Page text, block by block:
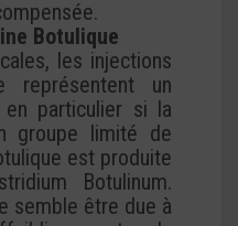
Botulique
les injections
représentent un
particulier si la
groupe limité de
est produite
Botulinum.
semble être due à